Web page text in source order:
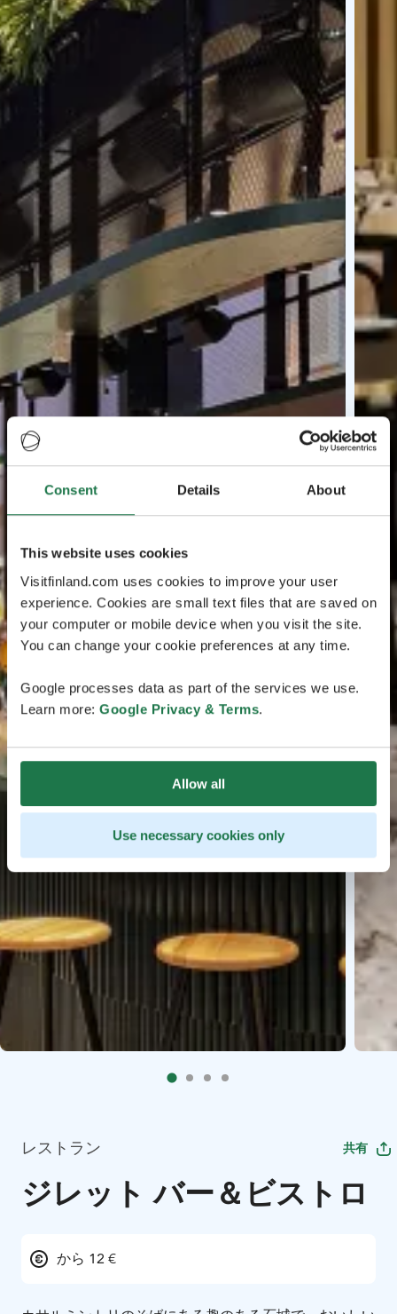
Consent Details About
This website uses cookies
Visitfinland.com uses cookies to improve your user
experience. Cookies are small text files that are saved on
your computer or mobile device when you visit the site.
You can change your cookie preferences at any time.
Google processes data as part of the services we use.
Learn more: Google Privacy & Terms.
Allow all
Use necessary cookies only
レストラン 共有
ジレット バー＆ビストロ
から 12 €